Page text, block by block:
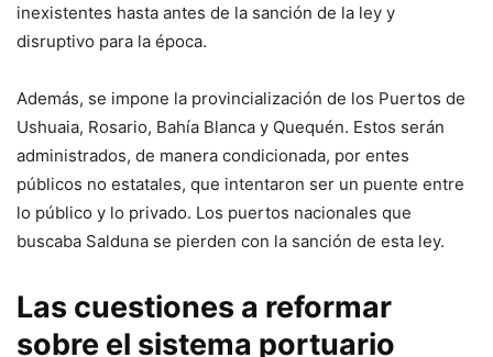
inexistentes hasta antes de la sanción de la ley y
disruptivo para la época.
Además, se impone la provincialización de los Puertos de
Ushuaia, Rosario, Bahía Blanca y Quequén. Estos serán
administrados, de manera condicionada, por entes
públicos no estatales, que intentaron ser un puente entre
lo público y lo privado. Los puertos nacionales que
buscaba Salduna se pierden con la sanción de esta ley.
Las cuestiones a reformar
sobre el sistema portuario